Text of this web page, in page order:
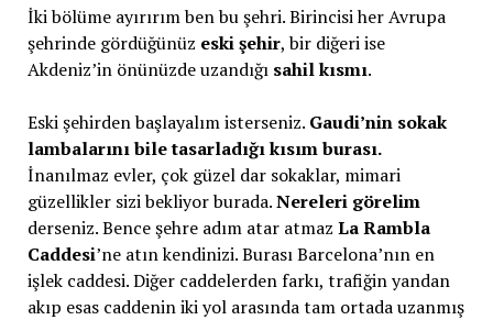
İki bölüme ayırırım ben bu şehri. Birincisi her Avrupa
şehrinde gördüğünüz eski şehir, bir diğeri ise
Akdeniz’in önünüzde uzandığı sahil kısmı.
Eski şehirden başlayalım isterseniz. Gaudi’nin sokak
lambalarını bile tasarladığı kısım burası.
İnanılmaz evler, çok güzel dar sokaklar, mimari
güzellikler sizi bekliyor burada.Nereleri görelim
derseniz. Bence şehre adım atar atmaz La Rambla
Caddesi’ne atın kendinizi. Burası Barcelona’nın en
işlek caddesi. Diğer caddelerden farkı, trafiğin yandan
akıp esas caddenin iki yol arasında tam ortada uzanmış